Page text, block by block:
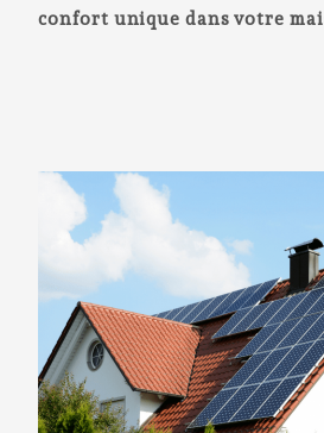
confort unique dans votre